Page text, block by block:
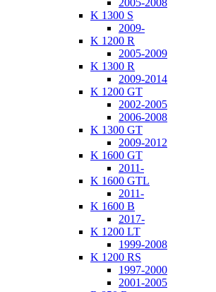
2005-2008
K 1300 S
2009-
K 1200 R
2005-2009
K 1300 R
2009-2014
K 1200 GT
2002-2005
2006-2008
K 1300 GT
2009-2012
K 1600 GT
2011-
K 1600 GTL
2011-
K 1600 B
2017-
K 1200 LT
1999-2008
K 1200 RS
1997-2000
2001-2005